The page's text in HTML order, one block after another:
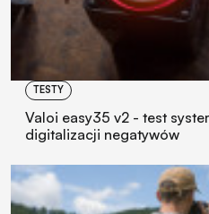
TESTY
Valoi easy35 v2 - test
digitalizacji negatywów